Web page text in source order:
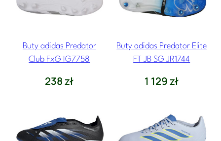
Buty adidas Predator
Club FxG IG7758
238zł
Buty adidas Predator Elite
FT JB SG JR1744
1 129zł